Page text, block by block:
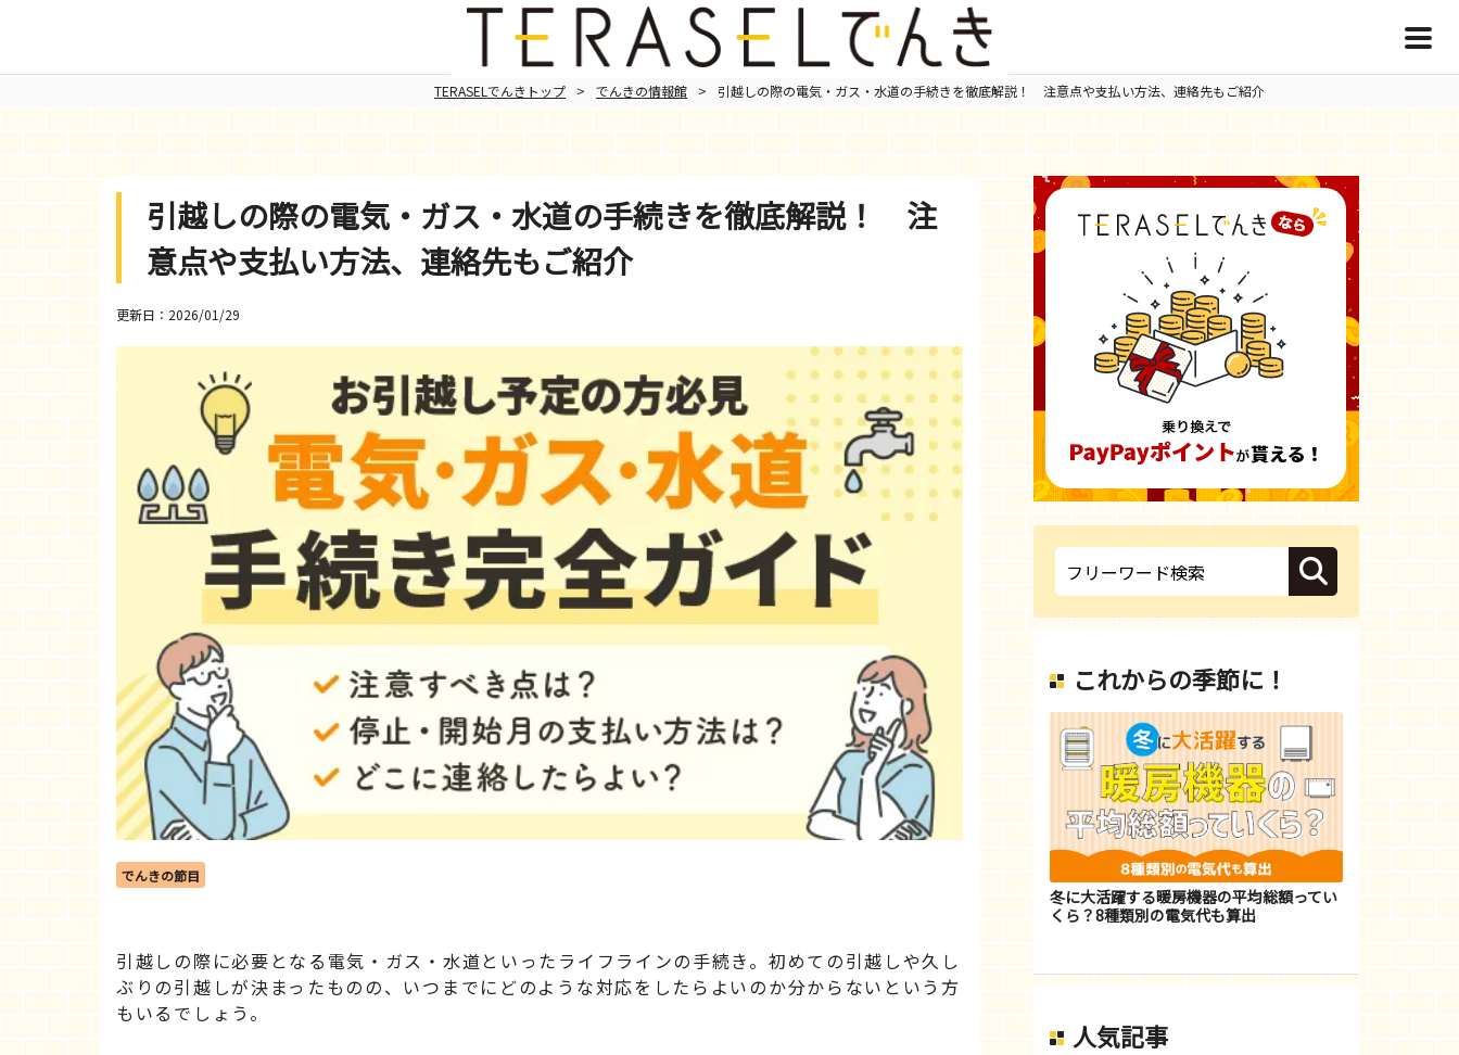
TERASELでんきトップ > でんきの情報館 > 引越しの際の電気・ガス・水道の手続きを徹底解説！ 注意点や支払い方法、連絡先もご紹介
引越しの際の電気・ガス・水道の手続きを徹底解説！ 注
意点や支払い方法、連絡先もご紹介
更新日：2026/01/29
でんきの節目
引越しの際に必要となる電気・ガス・水道といったライフラインの手続き。初めての引越しや久し
ぶりの引越しが決まったものの、いつまでにどのような対応をしたらよいのか分からないという方
もいるでしょう。
これからの季節に！
冬に大活躍する暖房機器の平均総額ってい
くら？8種類別の電気代も算出
人気記事